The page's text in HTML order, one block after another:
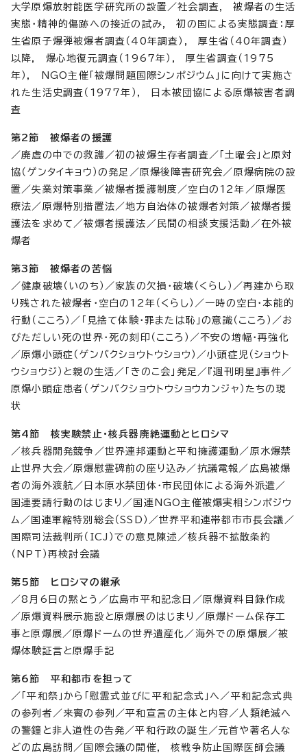
大学原爆放射能医学研究所の設置／社会調査, 被爆者の生活
実態・精神的傷跡への接近の試み, 初の国による実態調査：厚
生省原子爆弾被爆者調査（40年調査）, 厚生省（40年調査）
以降, 爆心地復元調査（1967年）, 厚生省調査（1975
年）, NGO主催「被爆問題国際シンポジウム」に向けて実施さ
れた生活史調査（1977年）, 日本被団協による原爆被害者調
査
第2節 被爆者の援護
／廃虚の中での救護／初の被爆生存者調査／「土曜会」と原対
協（ゲンタイキョウ）の発足／原爆後障害研究会／原爆病院の設
置／失業対策事業／被爆者援護制度／空白の12年／原爆医
療法／原爆特別措置法／地方自治体の被爆者対策／被爆者援
護法を求めて／被爆者援護法／民間の相談支援活動／在外被
爆者
第3節 被爆者の苦悩
／健康破壊（いのち）／家族の欠損・破壊（くらし）／再建から取
り残された被爆者・空白の12年（くらし）／一時の空白・本能的
行動（こころ）／「見捨て体験・罪または恥」の意識（こころ）／お
びただしい死の世界・死の刻印（こころ）／不安の増幅・再強化
／原爆小頭症（ゲンバクショウトウショウ）／小頭症児（ショウト
ウショウジ）と親の生活／「きのこ会」発足／『週刊明星』事件／
原爆小頭症患者（ゲンバクショウトウショウカンジャ）たちの現
状
第4節 核実験禁止・核兵器廃絶運動とヒロシマ
／核兵器開発競争／世界連邦運動と平和擁護運動／原水爆禁
止世界大会／原爆慰霊碑前の座り込み／抗議電報／広島被爆
者の海外渡航／日本原水禁団体・市民団体による海外派遣／
国連要請行動のはじまり／国連NGO主催被爆実相シンポジウ
ム／国連軍縮特別総会（SSD）／世界平和連帯都市市長会議／
国際司法裁判所（ICJ）での意見陳述／核兵器不拡散条約
（NPT）再検討会議
第5節 ヒロシマの継承
／8月6日の黙とう／広島市平和記念日／原爆資料目録作成
／原爆資料展示施設と原爆展のはじまり／原爆ドーム保存工
事と原爆展／原爆ドームの世界遺産化／海外での原爆展／被
爆体験証言と原爆手記
第6節 平和都市を担って
／「平和祭」から「慰霊式並びに平和記念式」へ／平和記念式典
の参列者／来賓の参列／平和宣言の主体と内容／人類絶滅へ
の警鐘と非人道性の告発／平和行政の誕生／元首や著名人な
どの広島訪問／国際会議の開催, 核戦争防止国際医師会議